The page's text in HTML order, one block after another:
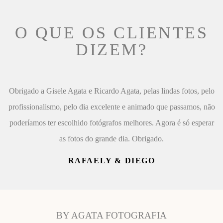
O QUE OS CLIENTES
DIZEM?
Obrigado a Gisele Agata e Ricardo Agata, pelas lindas fotos, pelo
profissionalismo, pelo dia excelente e animado que passamos, não
poderíamos ter escolhido fotógrafos melhores. Agora é só esperar
as fotos do grande dia. Obrigado.
RAFAELY & DIEGO
BY AGATA FOTOGRAFIA